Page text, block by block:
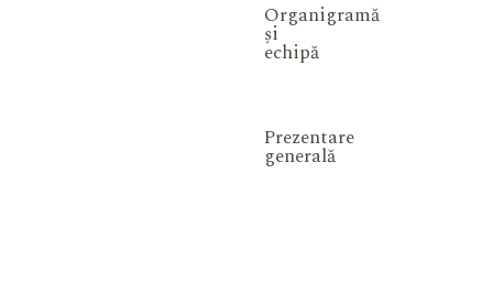
Organigramă
și
echipă
Prezentare
generală